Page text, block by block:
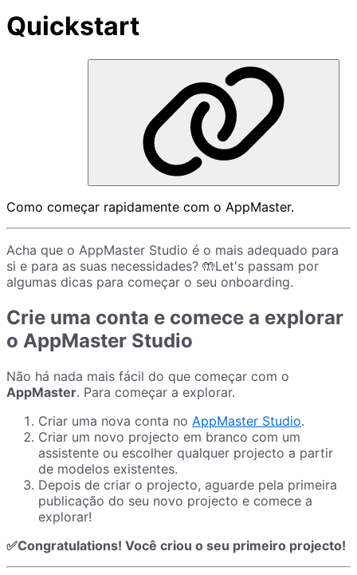
Quickstart
Como começar rapidamente com o AppMaster.
Acha que o AppMaster Studio é o mais adequado para
si e para as suas necessidades? 🤲Let's passam por
algumas dicas para começar o seu onboarding.
Crie uma conta e comece a explorar
o AppMaster Studio
Não há nada mais fácil do que começar com o
AppMaster. Para começar a explorar.
Criar uma nova conta no AppMaster Studio.
Criar um novo projecto em branco com um
assistente ou escolher qualquer projecto a partir
de modelos existentes.
Depois de criar o projecto, aguarde pela primeira
publicação do seu novo projecto e comece a
explorar!
✅Congratulations! Você criou o seu primeiro projecto!